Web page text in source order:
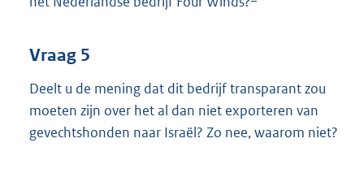
Vraag 5
Deelt u de mening dat dit bedrijf transparant zou
moeten zijn over het al dan niet exporteren van
gevechtshonden naar Israël? Zo nee, waarom niet?